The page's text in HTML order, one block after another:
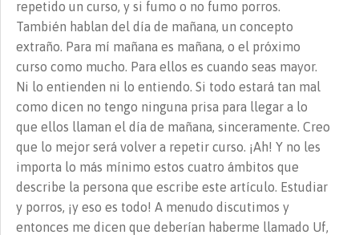
repetido un curso, y si fumo o no fumo porros.
También hablan del día de mañana, un concepto
extraño. Para mí mañana es mañana, o el próximo
curso como mucho. Para ellos es cuando seas mayor.
Ni lo entienden ni lo entiendo. Si todo estará tan mal
como dicen no tengo ninguna prisa para llegar a lo
que ellos llaman el día de mañana, sinceramente. Creo
que lo mejor será volver a repetir curso. ¡Ah! Y no les
importa lo más mínimo estos cuatro ámbitos que
describe la persona que escribe este artículo. Estudiar
y porros, ¡y eso es todo! A menudo discutimos y
entonces me dicen que deberían haberme llamado Uf,